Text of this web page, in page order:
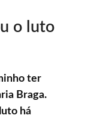
o luto
ter
Braga.
há